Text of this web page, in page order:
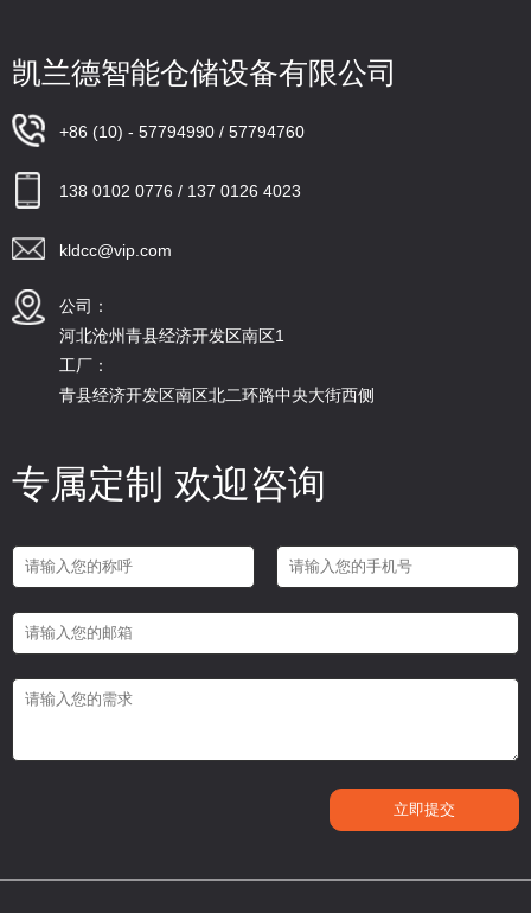
凯兰德智能仓储设备有限公司
+86 (10) - 57794990 / 57794760
138 0102 0776 / 137 0126 4023
kldcc@vip.com
公司：
河北沧州青县经济开发区南区1
工厂：
青县经济开发区南区北二环路中央大街西侧
专属定制 欢迎咨询